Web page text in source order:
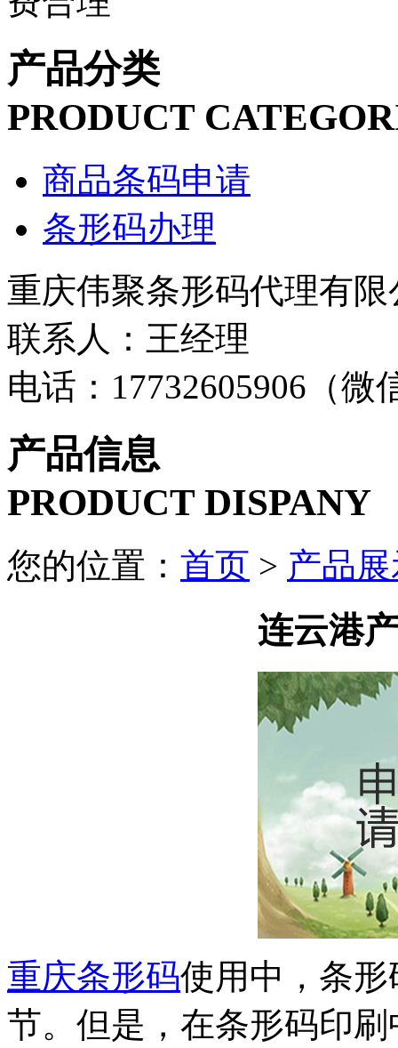
产品分类
PRODUCT
商品条码申请
条形码办理
重庆伟聚条形码代理有限
联系人：王经理
电话：17732605906（微
产品信息
PRODUCT DISPANY
您的位置： 首页 > 产品
连云港
重庆条形码使用中，条
节。但是，在条形码印